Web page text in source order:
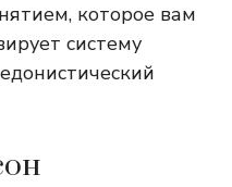
которое вам
систему